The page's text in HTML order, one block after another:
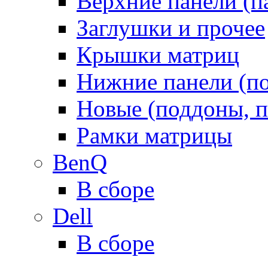
Заглушки и прочее
Крышки матриц
Нижние панели
Новые (поддоны,
Рамки матрицы
BenQ
В сборе
Dell
В сборе